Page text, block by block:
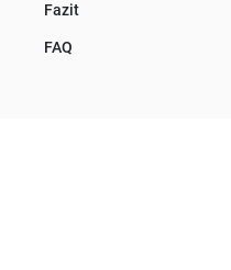
Fazit
FAQ